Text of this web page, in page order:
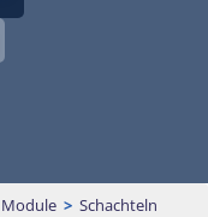
Module > Schachteln